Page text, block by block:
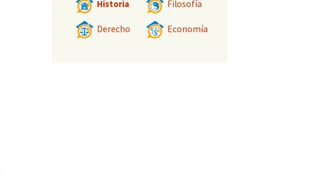
Historia Filosofía
Derecho Economía